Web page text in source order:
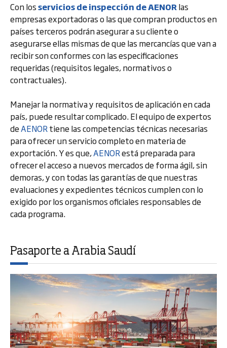
Con losservicios de inspección de AENORlas
empresas exportadoras o las que compran productos en
países terceros podrán asegurar a su cliente o
asegurarse ellas mismas de que las mercancías que van a
recibir son conformes con las especificaciones
requeridas (requisitos legales, normativos o
contractuales).
Manejar la normativa y requisitos de aplicación en cada
país, puede resultar complicado. El equipo de expertos
deAENORtiene las competencias técnicas necesarias
para ofrecer un servicio completo en materia de
exportación. Y es que,AENORestá preparada para
ofrecer el acceso a nuevos mercados de forma ágil, sin
demoras, y con todas las garantías de que nuestras
evaluaciones y expedientes técnicos cumplen con lo
exigido por los organismos oficiales responsables de
cada programa.
Pasaporte a Arabia Saudí